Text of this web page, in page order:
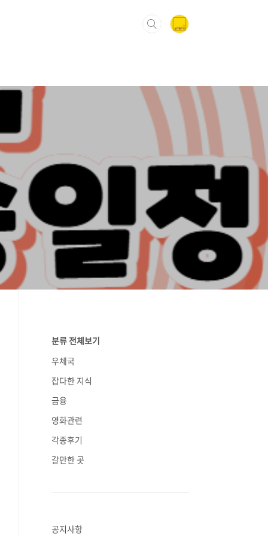
분류 전체보기
우체국
잡다한 지식
금융
영화관련
각종후기
갈만한 곳
공지사항